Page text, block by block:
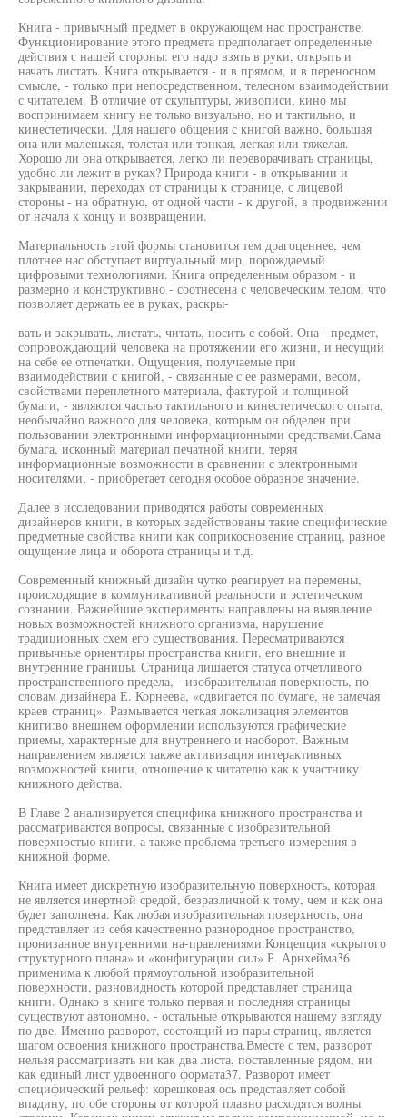
Книга - привычный предмет в окружающем нас пространстве.
Функционирование этого предмета предполагает определенные
действия с нашей стороны: его надо взять в руки, открыть и
начать листать. Книга открывается - и в прямом, и в переносном
смысле, - только при непосредственном, телесном взаимодействии
с читателем. В отличие от скульптуры, живописи, кино мы
воспринимаем книгу не только визуально, но и тактильно, и
кинестетически. Для нашего общения с книгой важно, большая
она или маленькая, толстая или тонкая, легкая или тяжелая.
Хорошо ли она открывается, легко ли переворачивать страницы,
удобно ли лежит в руках? Природа книги - в открывании и
закрывании, переходах от страницы к странице, с лицевой
стороны - на обратную, от одной части - к другой, в продвижении
от начала к концу и возвращении.
Материальность этой формы становится тем драгоценнее, чем
плотнее нас обступает виртуальный мир, порождаемый
цифровыми технологиями. Книга определенным образом - и
размерно и конструктивно - соотнесена с человеческим телом, что
позволяет держать ее в руках, раскры-
вать и закрывать, листать, читать, носить с собой. Она - предмет,
сопровождающий человека на протяжении его жизни, и несущий
на себе ее отпечатки. Ощущения, получаемые при
взаимодействии с книгой, - связанные с ее размерами, весом,
свойствами переплетного материала, фактурой и толщиной
бумаги, - являются частью тактильного и кинестетического опыта,
необычайно важного для человека, которым он обделен при
пользовании электронными информационными средствами.Сама
бумага, исконный материал печатной книги, теряя
информационные возможности в сравнении с электронными
носителями, - приобретает сегодня особое образное значение.
Далее в исследовании приводятся работы современных
дизайнеров книги, в которых задействованы такие специфические
предметные свойства книги как соприкосновение страниц, разное
ощущение лица и оборота страницы и т.д.
Современный книжный дизайн чутко реагирует на перемены,
происходящие в коммуникативной реальности и эстетическом
сознании. Важнейшие эксперименты направлены на выявление
новых возможностей книжного организма, нарушение
традиционных схем его существования. Пересматриваются
привычные ориентиры пространства книги, его внешние и
внутренние границы. Страница лишается статуса отчетливого
пространственного предела, - изобразительная поверхность, по
словам дизайнера Е. Корнеева, «сдвигается по бумаге, не замечая
краев страниц». Размывается четкая локализация элементов
книги:во внешнем оформлении используются графические
приемы, характерные для внутреннего и наоборот. Важным
направлением является также активизация интерактивных
возможностей книги, отношение к читателю как к участнику
книжного действа.
В Главе 2 анализируется специфика книжного пространства и
рассматриваются вопросы, связанные с изобразительной
поверхностью книги, а также проблема третьего измерения в
книжной форме.
Книга имеет дискретную изобразительную поверхность, которая
не является инертной средой, безразличной к тому, чем и как она
будет заполнена. Как любая изобразительная поверхность, она
представляет из себя качественно разнородное пространство,
пронизанное внутренними на-правлениями.Концепция «скрытого
структурного плана» и «конфигурации сил» Р. Арнхейма36
применима к любой прямоугольной изобразительной
поверхности, разновидность которой представляет страница
книги. Однако в книге только первая и последняя страницы
существуют автономно, - остальные открываются нашему взгляду
по две. Именно разворот, состоящий из пары страниц, является
шагом освоения книжного пространства.Вместе с тем, разворот
нельзя рассматривать ни как два листа, поставленные рядом, ни
как единый лист удвоенного формата37. Разворот имеет
специфический рельеф: корешковая ось представляет собой
впадину, по обе стороны от которой плавно расходятся волны